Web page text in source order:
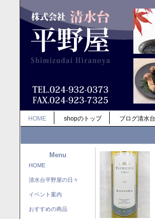
HOME shopのトップ ブログ清水
Menu
HOME
清水台平野屋の日々
イベント案内
おすすめの商品